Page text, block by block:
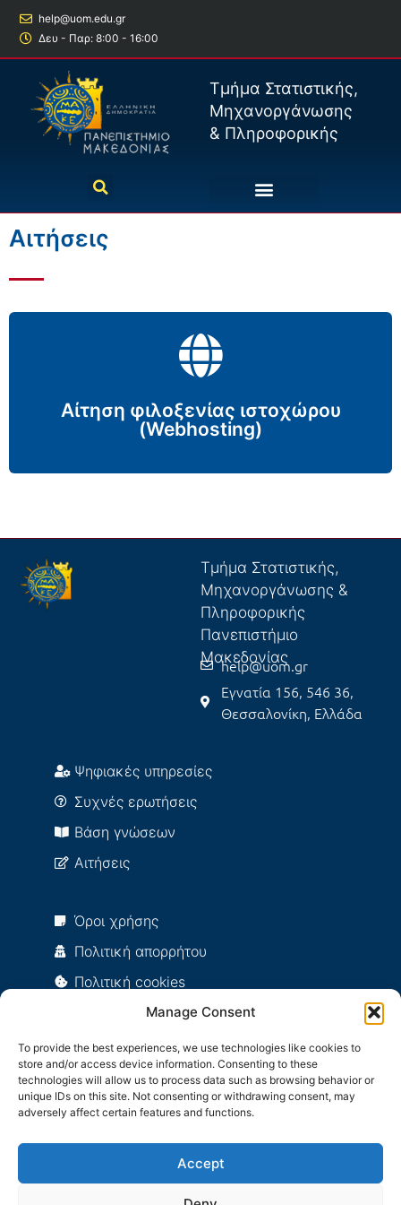
Manage Consent
To provide the best experiences, we use technologies like cookies to
store and/or access device information. Consenting to these
technologies will allow us to process data such as browsing behavior or
unique IDs on this site. Not consenting or withdrawing consent, may
adversely affect certain features and functions.
Accept
help@uom.edu.gr
Δευ - Παρ: 8:00 - 16:00
Τμήμα Στατιστικής,
Μηχανοργάνωσης
& Πληροφορικής
Αιτήσεις
Αίτηση φιλοξενίας ιστοχώρου
(Webhosting)
Παρακαλώ συμπληρώστε την
αίτηση
Κάντε κλικ εδώ
Τμήμα Στατιστικής,
Μηχανοργάνωσης &
Πληροφορικής
Πανεπιστήμιο
Μακεδονίας
help@uom.gr
Εγνατία 156, 546 36,
Θεσσαλονίκη, Ελλάδα
Ψηφιακές υπηρεσίες
Συχνές ερωτήσεις
Βάση γνώσεων
Αιτήσεις
Όροι χρήσης
Πολιτική απορρήτου
Πολιτική cookies
Πολιτική ποιότητας
user@it.uom.gr:~$ ./user_details
Your IP Adress is: 216.73.216.90
8) AppleWebKit/537.36 (KHTML, like Gecko)